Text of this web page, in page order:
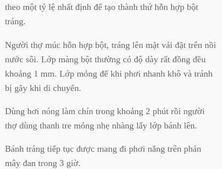
theo một tỷ lệ nhất định để tạo thành thứ hỗn hợp bột
tráng.
Người thợ múc hỗn hợp bột, tráng lên mặt vải đặt trên nồi
nước sôi. Lớp màng bột thường có độ dày rất đồng đều
khoảng 1 mm. Lớp mỏng để khi phơi nhanh khô và tránh
bị gãy khi di chuyển.
Dùng hơi nóng làm chín trong khoảng 2 phút rồi người
thợ dùng thanh tre mỏng nhẹ nhàng lấy lớp bánh lên.
Bánh tráng tiếp tục được mang đi phơi nắng trên phản
mây đan trong 3 giờ.